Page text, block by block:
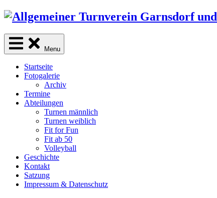
Skip
content
Menu
Startseite
Fotogalerie
Archiv
Termine
Abteilungen
Turnen männlich
Turnen weiblich
Fit for Fun
Fit ab 50
Volleyball
Geschichte
Kontakt
Satzung
Impressum & Datenschutz